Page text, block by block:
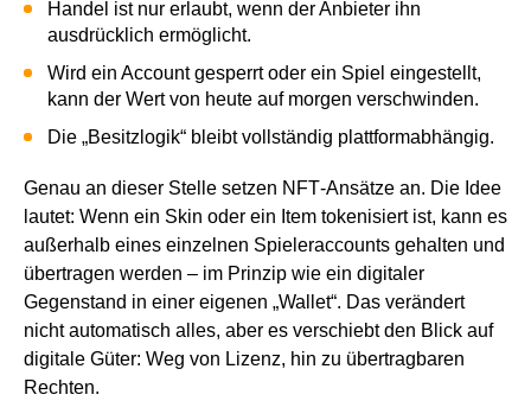
Handel ist nur erlaubt, wenn der Anbieter ihn
ausdrücklich ermöglicht.
Wird ein Account gesperrt oder ein Spiel eingestellt,
kann der Wert von heute auf morgen verschwinden.
Die „Besitzlogik“ bleibt vollständig plattformabhängig.
Genau an dieser Stelle setzen NFT‑Ansätze an. Die Idee
lautet: Wenn ein Skin oder ein Item tokenisiert ist, kann es
außerhalb eines einzelnen Spieleraccounts gehalten und
übertragen werden – im Prinzip wie ein digitaler
Gegenstand in einer eigenen „Wallet“. Das verändert
nicht automatisch alles, aber es verschiebt den Blick auf
digitale Güter: Weg von Lizenz, hin zu übertragbaren
Rechten.